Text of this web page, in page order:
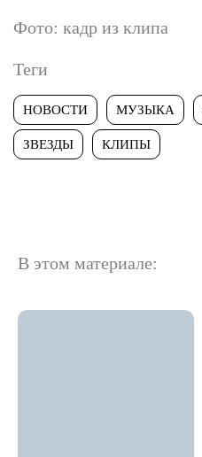
Фото: кадр из клипа
Теги
НОВОСТИ МУЗЫКА
ЗВЕЗДЫ КЛИПЫ
В этом материале: